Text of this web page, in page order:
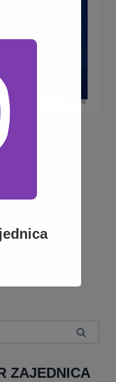
ZAJEDNICA